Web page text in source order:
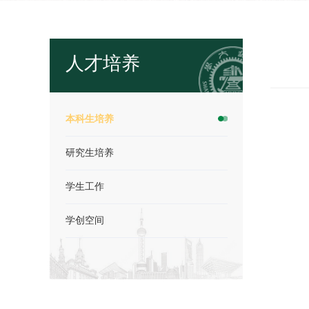
人才培养
本科生培养
研究生培养
学生工作
学创空间